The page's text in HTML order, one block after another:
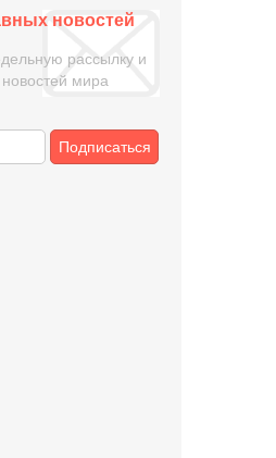
новостей
рассылку и
новостей мира
Подписаться